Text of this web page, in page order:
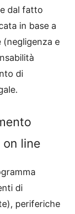
dal fatto
in base a
e
di
line
di
periferiche